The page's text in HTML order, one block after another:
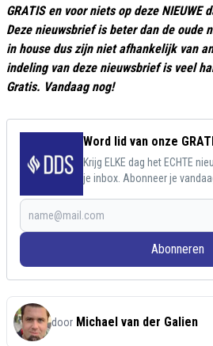
GRATIS en voor niets op deze NIEUWE
Deze nieuwsbrief is beter dan de oude
in house dus zijn niet afhankelijk van
indeling van deze nieuwsbrief is veel
Gratis. Vandaag nog!
Word lid van onze
Krijg ELKE dag het ECHTE
je inbox. Abonneer je
Abonneren
door Michael van der Galien